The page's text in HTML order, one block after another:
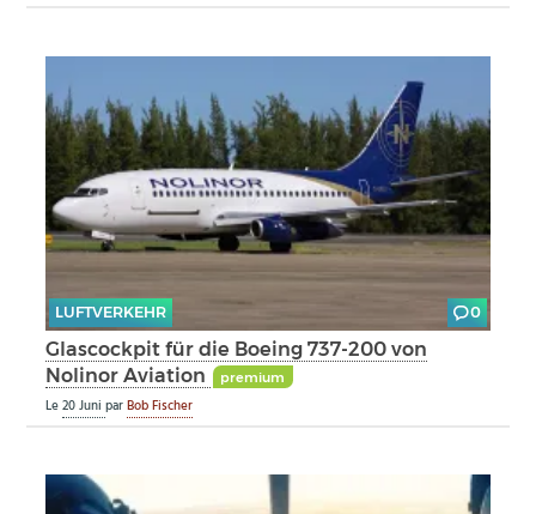
LUFTVERKEHR 0
Glascockpit für die Boeing 737-200 von
Nolinor Aviation
premium
Le20 JuniparBob Fischer